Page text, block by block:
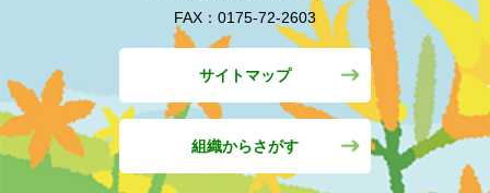
FAX：0175-72-2603
サイトマップ
組織からさがす